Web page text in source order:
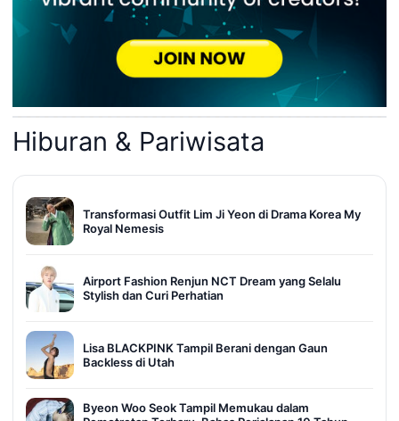
Hiburan & Pariwisata
Transformasi Outfit Lim Ji Yeon di Drama Korea My
Royal Nemesis
Airport Fashion Renjun NCT Dream yang Selalu
Stylish dan Curi Perhatian
Lisa BLACKPINK Tampil Berani dengan Gaun
Backless di Utah
Byeon Woo Seok Tampil Memukau dalam